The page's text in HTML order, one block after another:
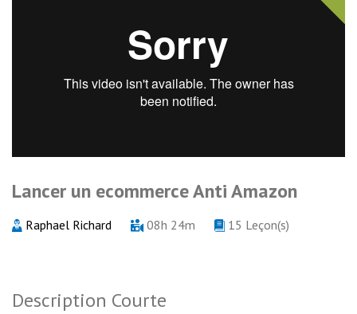
Lancer un ecommerce Anti Amazon
Raphael Richard 08h 24m 15 Leçon(s)
Description Courte